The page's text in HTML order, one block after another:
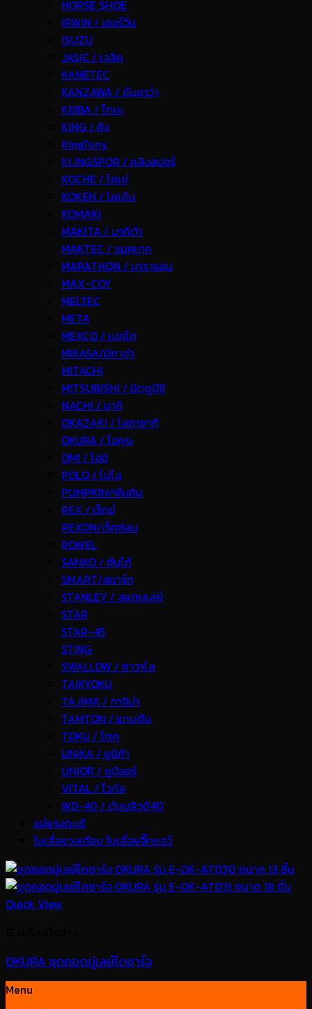
HORSE SHOE
IRWIN / เออร์วิ่น
ISUZU
JASIC / เจสิค
KANETEC
KANZAWA / คันซาว่า
KEIBA / ไกบะ
KING / คิง
KingTony
KLINGSPOR / คลิงสปอร์
KOCHE / โคเช่
KOKEN / โคเค้น
KOMAKI
MAKITA / มากีต้า
MAKTEC / แมคเทค
MARATHON / มาราธอน
MAX-COY
MELTEC
META
MEXCO / เมคโค
MIKASA/มิกาซ่า
MITACHI
MITSUBISHI / มิตซูบิชิ
NACHI / นาชิ
OKAZAKI / โอคาซากิ
OKURA / โอกุระ
OMI / โอมิ
POLO / โปโล
PUMPKIN/พัมคิน
REX / เร็กช์
REXON/เร็กซ่อน
ROWEL
SANKO / ซันโก้
SMART/สมาร์ท
STANLEY / สแตนเล่ย์
STAR
STAR-45
STING
SWALLOW / ซาวาโล
TAIKYOKU
TAJIMA / ทาจิม่า
TAMTON / แทมตัน
TOKU / โตกุ
UNIKA / ยูนิก้า
UNIOR / ยูนิออร์
VITAL / ไวทัล
WD-40 / ดับบลิวดี40
แม่แรงตะเข้
ใบเลื่อยวงเดือน ใบเลื่อยจิ๊กซอว์
Quick View
OKURA ชุดถอดมู่เลย์ไดชาร์จ
Menu